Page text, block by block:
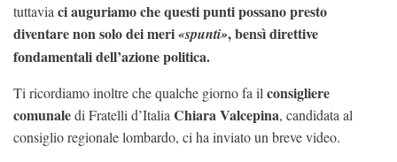
tuttaviaci auguriamo che questi punti possano presto
diventare non solo dei meri«spunti», bensì direttive
fondamentali dell’azione politica.
Ti ricordiamo inoltre che qualche giorno fa ilconsigliere
comunaledi Fratelli d’ItaliaChiara Valcepina, candidata al
consiglio regionale lombardo, ci ha inviato un breve video.